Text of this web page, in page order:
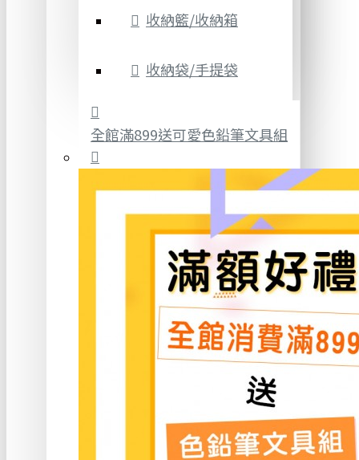
收納籃/收納箱
收納袋/手提袋
全館滿899送可愛色鉛筆文具組